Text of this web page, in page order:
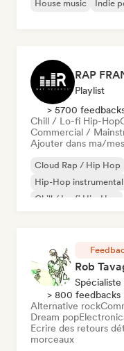
House music
Indie
Playlist
> 5700
Chill / Lo-fi Hip-Hop
Commercial /
Ajouter dans ma/
Cloud Rap / Hip Hop
Hip-Hop instrumental
Chill / Lo-fi Hip-Hop
Rob
Spécialiste
> 800 feedbacks
Alternative rock
Dream pop
Ecrire des retours
morceaux